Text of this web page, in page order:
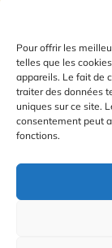
Pour offrir les
telles que les
appareils. Le fait de
traiter des données
uniques sur ce site.
consentement peut
fonctions.